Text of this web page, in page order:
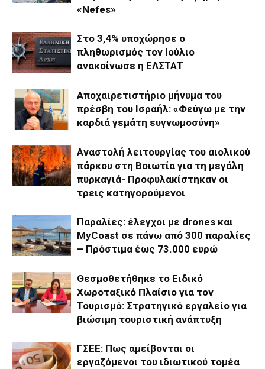
«Nefes»
Στο 3,4% υποχώρησε ο
πληθωρισμός τον Ιούλιο
ανακοίνωσε η ΕΛΣΤΑΤ
Αποχαιρετιστήριο μήνυμα του
πρέσβη του Ισραήλ: «Φεύγω με την
καρδιά γεμάτη ευγνωμοσύνη»
Αναστολή λειτουργίας του αιολικού
πάρκου στη Βοιωτία για τη μεγάλη
πυρκαγιά- Προφυλακίστηκαν οι
τρεις κατηγορούμενοι
Παραλίες: έλεγχοι με drones και
MyCoast σε πάνω από 300 παραλίες
– Πρόστιμα έως 73.000 ευρώ
Θεσμοθετήθηκε το Ειδικό
Χωροταξικό Πλαίσιο για τον
Τουρισμό: Στρατηγικό εργαλείο για
βιώσιμη τουριστική ανάπτυξη
ΓΣΕΕ: Πως αμείβονται οι
εργαζόμενοι του ιδιωτικού τομέα